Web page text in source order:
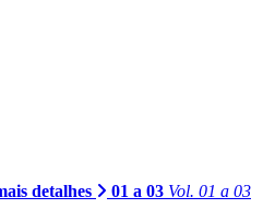
detalhes 01 a 03 Vol. 01 a 03